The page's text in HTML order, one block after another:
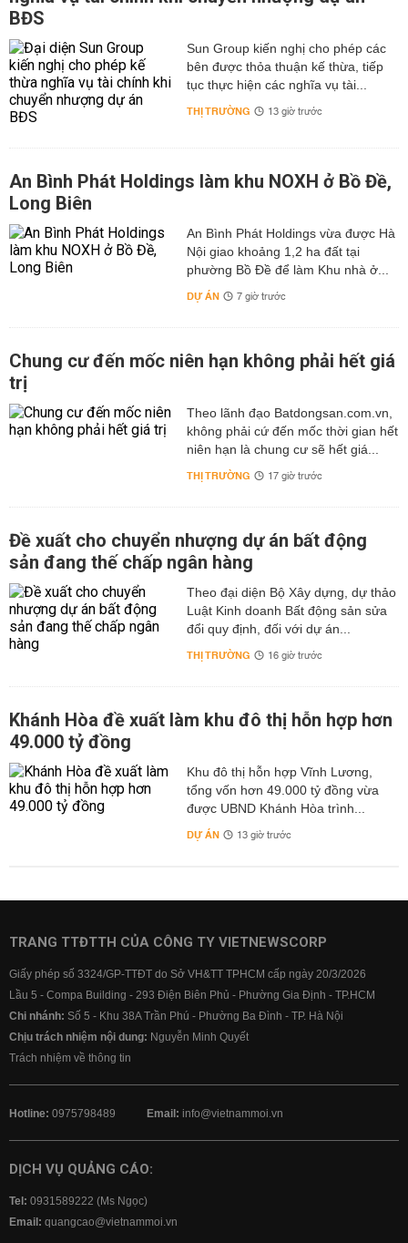
BĐS
Sun Group kiến nghị cho phép các
bên được thỏa thuận kế thừa, tiếp
tục thực hiện các nghĩa vụ tài...
THỊ TRƯỜNG 13 giờ trước
An Bình Phát Holdings làm khu NOXH ở Bồ Đề,
Long Biên
An Bình Phát Holdings vừa được Hà
Nội giao khoảng 1,2 ha đất tại
phường Bồ Đề để làm Khu nhà ở...
DỰ ÁN 7 giờ trước
Chung cư đến mốc niên hạn không phải hết giá
trị
Theo lãnh đạo Batdongsan.com.vn,
không phải cứ đến mốc thời gian hết
niên hạn là chung cư sẽ hết giá...
THỊ TRƯỜNG 17 giờ trước
Đề xuất cho chuyển nhượng dự án bất động
sản đang thế chấp ngân hàng
Theo đại diện Bộ Xây dựng, dự thảo
Luật Kinh doanh Bất động sản sửa
đổi quy định, đối với dự án...
THỊ TRƯỜNG 16 giờ trước
Khánh Hòa đề xuất làm khu đô thị hỗn hợp hơn
49.000 tỷ đồng
Khu đô thị hỗn hợp Vĩnh Lương,
tổng vốn hơn 49.000 tỷ đồng vừa
được UBND Khánh Hòa trình...
DỰ ÁN 13 giờ trước
TRANG TTĐTTH CỦA CÔNG TY VIETNEWSCORP
Giấy phép số 3324/GP-TTĐT do Sở VH&TT TPHCM cấp ngày 20/3/2026
Lầu 5 - Compa Building - 293 Điện Biên Phủ - Phường Gia Định - TP.HCM
Chi nhánh: Số 5 - Khu 38A Trần Phú - Phường Ba Đình - TP. Hà Nội
Chịu trách nhiệm nội dung: Nguyễn Minh Quyết
Trách nhiệm về thông tin
Hotline: 0975798489 Email: info@vietnammoi.vn
DỊCH VỤ QUẢNG CÁO:
Tel: 0931589222 (Ms Ngọc)
Email: quangcao@vietnammoi.vn